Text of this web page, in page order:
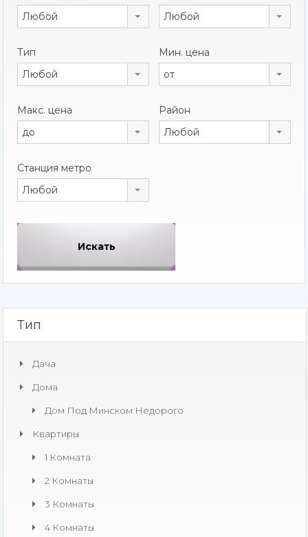
Любой
Любой
Тип
Любой
Мин. цена
от
Макс. цена
до
Район
Любой
Станция метро
Любой
Тип
Дача
Дома
Дом Под Минском Недорого
Квартиры
1 Комната
2 Комнаты
3 Комнаты
4 Комнаты